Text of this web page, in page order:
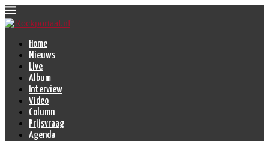
Home
Nieuws
Live
Album
Interview
Video
Column
Prijsvraag
Agenda